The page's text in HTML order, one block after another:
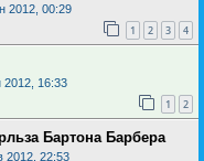
2012, 00:29
1 2 3 4
2012, 16:33
1 2
Бартона Барбера
2012, 22:53